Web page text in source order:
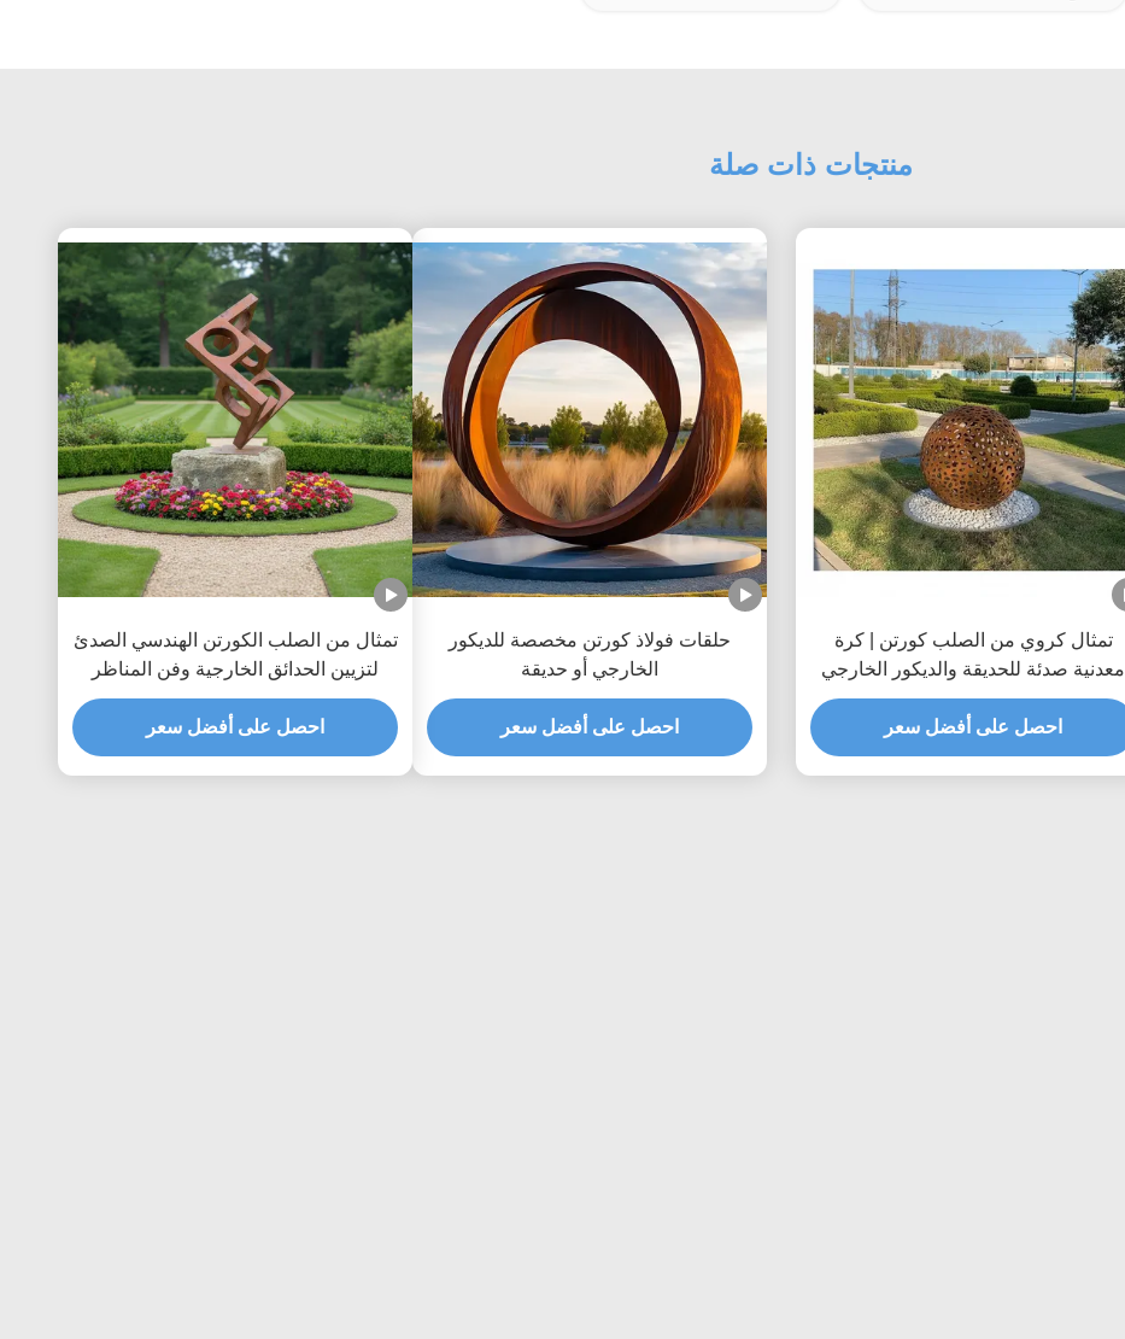
منتجات ذات صلة
تمثال كروي من الصلب كورتن | كرة
معدنية صدئة للحديقة والديكور الخارجي
احصل على أفضل سعر
حلقات فولاذ كورتن مخصصة للديكور
الخارجي أو حديقة
احصل على أفضل سعر
تمثال من الصلب الكورتن الهندسي الصدئ
لتزيين الحدائق الخارجية وفن المناظر
الطبيعية
احصل على أفضل سعر